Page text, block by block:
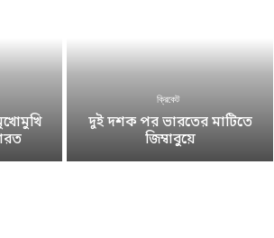
ক্রিকেট
দুই দশক পর ভারতের মাটিতে
জিম্বাবুয়ে